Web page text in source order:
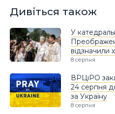
Дивіться також
У
відзначили
8 серпня
ВРЦіРО
24 серпня
за Україну
8 серпня